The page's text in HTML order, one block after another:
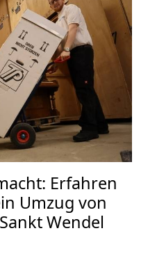
Erfahren
Umzug von
Wendel